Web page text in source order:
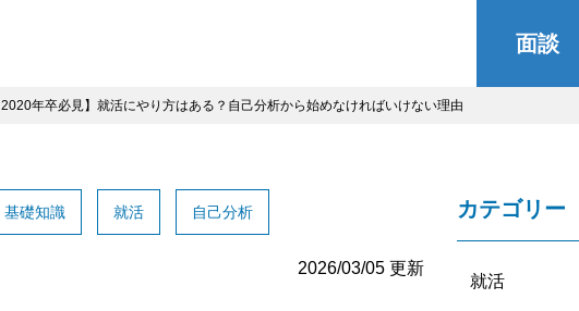
面談
2020年卒必見】就活にやり方はある？自己分析から始めなければいけない理由
基礎知識 就活 自己分析
2026/03/05 更新
カテゴリー
就活